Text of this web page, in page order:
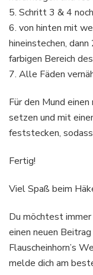
5. Schritt 3 & 4
6. von hinten mit
hineinstechen,
farbigen Bereich
7. Alle Fäden
Für den Mund
setzen und mit
feststecken,
Fertig!
Viel Spaß beim
Du möchtest
einen neuen
Flauscheinhorn’s
melde dich am